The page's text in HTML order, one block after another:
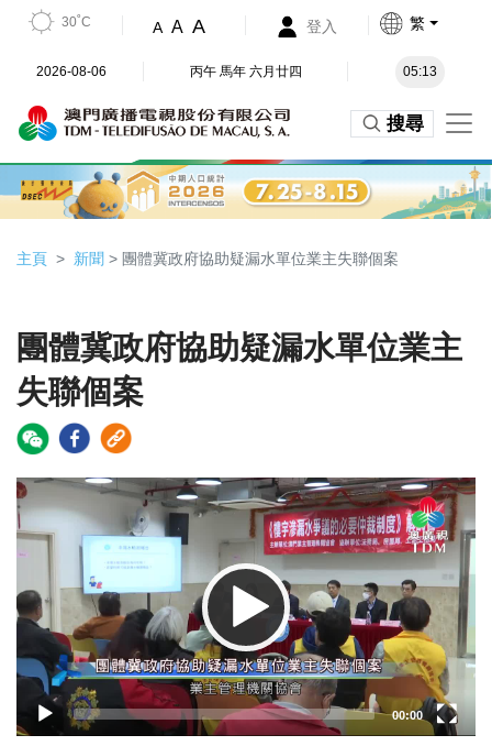
30˚C A A A 登入 繁
2026-08-06 丙午 馬年 六月廿四 05:13
搜尋
主頁 新聞 > 團體冀政府協助疑漏水單位業主失聯個案
團體冀政府協助疑漏水單位業主
失聯個案
Video
Player
00:00